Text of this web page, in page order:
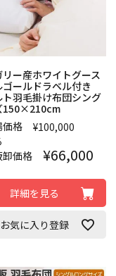
ー産ホワイトグース
ゴールドラベル付き
ト羽毛掛け布団シング
150×210cm
価格
¥100,000
価格
¥66,000
詳細を見る
お気に入り登録